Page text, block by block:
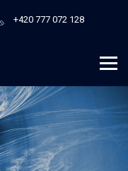
+420 777 072 128